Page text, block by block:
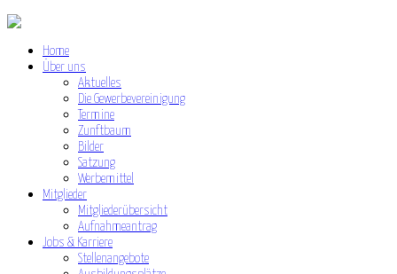
Home
Über uns
Aktuelles
Die Gewerbevereinigung
Termine
Zunftbaum
Bilder
Satzung
Werbemittel
Mitglieder
Mitgliederübersicht
Aufnahmeantrag
Jobs & Karriere
Stellenangebote